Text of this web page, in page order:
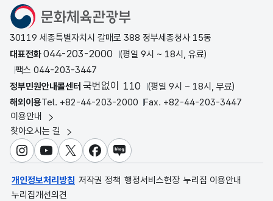
문화체육관광부
30119 세종특별자치시 갈매로 388 정부세종청사 15동
대표전화044-203-2000
(평일 9시 ~ 18시, 유료)
팩스 044-203-3447
정부민원안내콜센터 국번없이 110
(평일 9시 ~ 18시, 무료)
해외이용Tel. +82-44-203-2000 Fax. +82-44-203-3447
이용안내
찾아오시는 길
인스타그램
유튜브X 페이스북
블로그
개인정보처리방침 저작권 정책 행정서비스헌장 누리집 이용안내
누리집개선의견